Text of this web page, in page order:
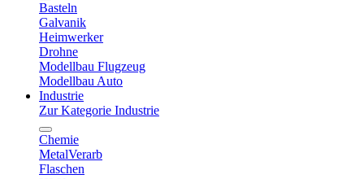
Basteln
Galvanik
Heimwerker
Drohne
Modellbau Flugzeug
Modellbau Auto
Industrie
Zur Kategorie Industrie
Chemie
MetalVerarb
Flaschen